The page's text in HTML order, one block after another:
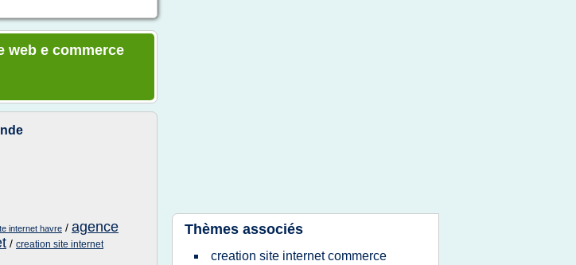
web e commerce
internet havre / agence
/ creation site internet
Thèmes associés
creation site internet commerce